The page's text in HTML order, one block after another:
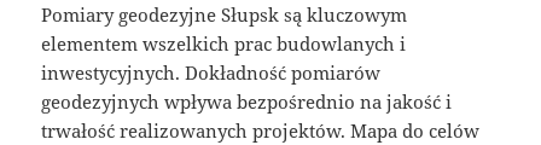
Pomiary geodezyjne Słupsk są kluczowym
elementem wszelkich prac budowlanych i
inwestycyjnych. Dokładność pomiarów
geodezyjnych wpływa bezpośrednio na jakość i
trwałość realizowanych projektów. Mapa do celów